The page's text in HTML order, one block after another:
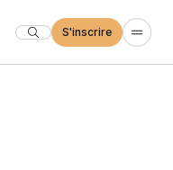
S'inscrire